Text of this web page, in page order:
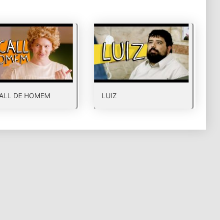
DE HOMEM LUIZ